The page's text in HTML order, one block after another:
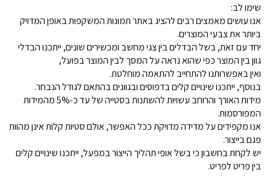
שימו לב:
אנו עושים מאמצים רבים להציג באתר תמונות המשקפות באופן המדויק
ביותר את צבעי המוצרים.
יחד עם זאת, בשל הבדלים בין צגי מחשב ומכשירים שונים, ייתכנו הבדלי
גוון בין המוצר כפי שהוא נראה על המסך לבין המוצר בפועל,
ואין באפשרותנו להתחייב להתאמה מוחלטת.
בנוסף, ייתכנו שינויים קלים בדפוסים ובגוונים בהתאם לגודל הנבחר.
מידות האורך והרוחב עשויות להשתנות בסטייה של עד כ-5% מהמידות
המפורסמות.
אנו מקפידים על מדידה מדויקת ככל האפשר, אולם סטיות קלות אינן מהוות
פגם בייצור.
יש לקחת בחשבון כי בשל אופי תהליך הייצור במפעל, ייתכנו שינויים קלים
בין פריט לפריט.